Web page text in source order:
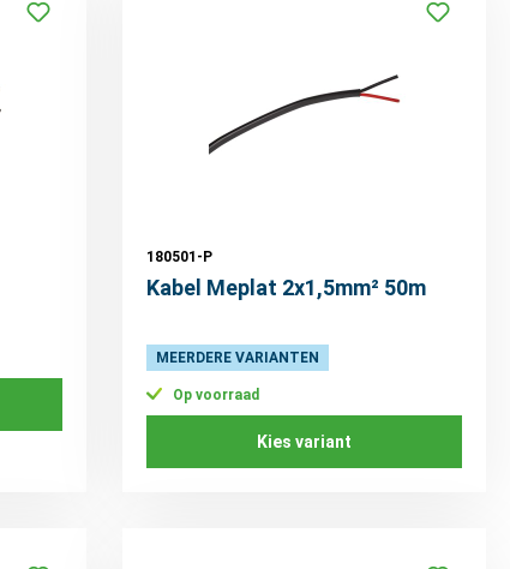
180501-P
Kabel Meplat 2x1,5mm² 50m
MEERDERE VARIANTEN
Op voorraad
Kies variant